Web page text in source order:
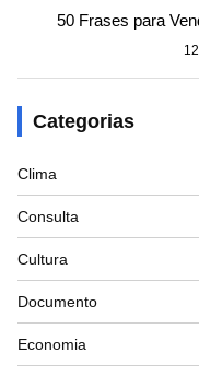
50 Frases para
Categorias
Clima
Consulta
Cultura
Documento
Economia